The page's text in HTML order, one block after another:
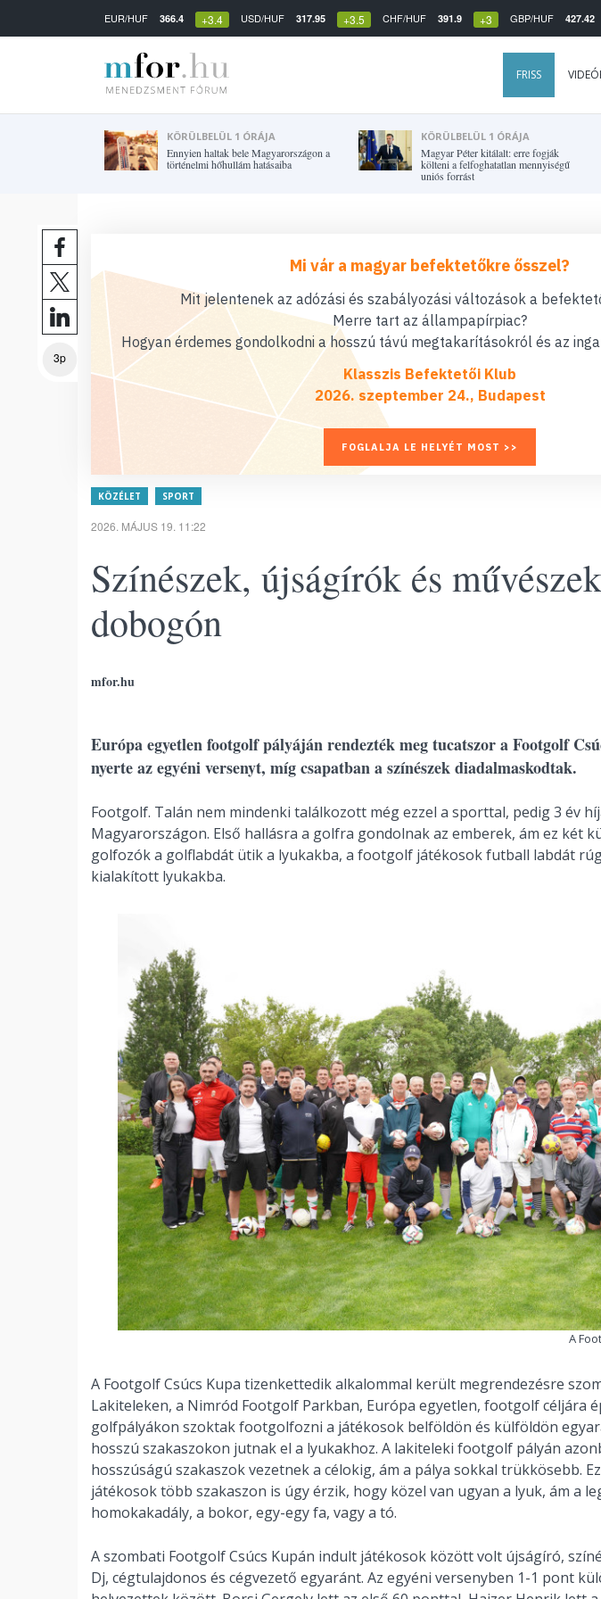
EUR/HUF 366.4 +3.4 USD/HUF 317.95 +3.5 CHF/HUF 391.9 +3 GBP/HUF 427.42
FRISS
KÖRÜLBELÜL 1 ÓRÁJA
Ennyien haltak bele Magyarországon a
történelmi hőhullám hatásaiba
KÖRÜLBELÜL 1 ÓRÁJA
Magyar Péter kitálalt: erre fogják
költeni a felfoghatatlan mennyiségű
uniós forrást
3p
Mi vár a magyar befektetőkre ősszel?
Mit jelentenek az adózási és szabályozási változások a
Merre tart az állampapírpiac?
Hogyan érdemes gondolkodni a hosszú távú megtakarításokról és az
Klasszis Befektetői Klub
2026. szeptember 24., Budapest
FOGLALJA LE HELYÉT MOST >>
KÖZÉLET SPORT
2026. MÁJUS 19. 11:22
Színészek, újságírók és
dobogón
mfor.hu
Európa egyetlen footgolf pályáján rendezték meg tucatszor a Footgolf
nyerte az egyéni versenyt, míg csapatban a színészek diadalmaskodtak.
Footgolf. Talán nem mindenki találkozott még ezzel a sporttal, pedig 3 év
Magyarországon. Első hallásra a golfra gondolnak az emberek, ám ez két
golfozók a golflabdát ütik a lyukakba, a footgolf játékosok futball labdát
kialakított lyukakba.
A
A Footgolf Csúcs Kupa tizenkettedik alkalommal került megrendezésre
Lakiteleken, a Nimród Footgolf Parkban, Európa egyetlen, footgolf céljára
golfpályákon szoktak footgolfozni a játékosok belföldön és külföldön
hosszú szakaszokon jutnak el a lyukakhoz. A lakiteleki footgolf pályán
hosszúságú szakaszok vezetnek a célokig, ám a pálya sokkal trükkösebb.
játékosok több szakaszon is úgy érzik, hogy közel van ugyan a lyuk, ám a
homokakadály, a bokor, egy-egy fa, vagy a tó.
A szombati Footgolf Csúcs Kupán indult játékosok között volt újságíró,
Dj, cégtulajdonos és cégvezető egyaránt. Az egyéni versenyben 1-1 pont